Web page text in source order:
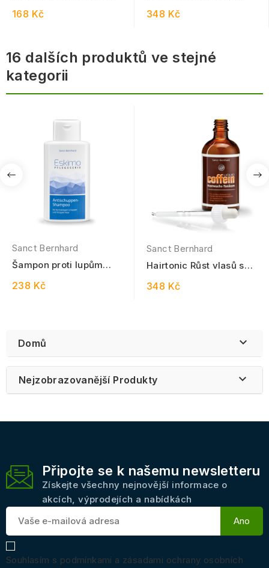
168 Kč 348 Kč
16 dalších produktů ve stejné
kategorii
Sanct Bernhard
Šampon proti lupům
238 Kč
Sanct Bernhard
Hairtonic Růst vlasů s
348 Kč
Domů 
Nejzobrazovanější Produkty 
Připojte se k našemu newsletteru
Získejte všechny nejnovější informace o
akcích, výprodejích a nabídkách
Souhlasím s podmínkami a zásadami ochrany osobních